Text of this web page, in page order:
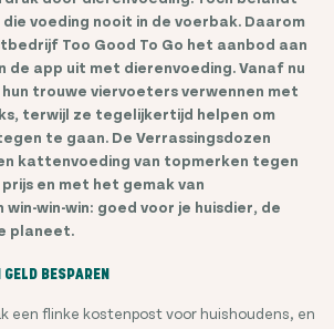
voeding nooit in de voerbak. Daarom
Too Good To Go het aanbod aan
de app uit met dierenvoeding. Vanaf nu
trouwe viervoeters verwennen met
terwijl ze tegelijkertijd helpen om
te gaan. De Verrassingsdozen
kattenvoeding van topmerken tegen
en met het gemak van
win-win-win: goed voor je huisdier, de
planeet.
GELD BESPAREN
een flinke kostenpost voor huishoudens, en